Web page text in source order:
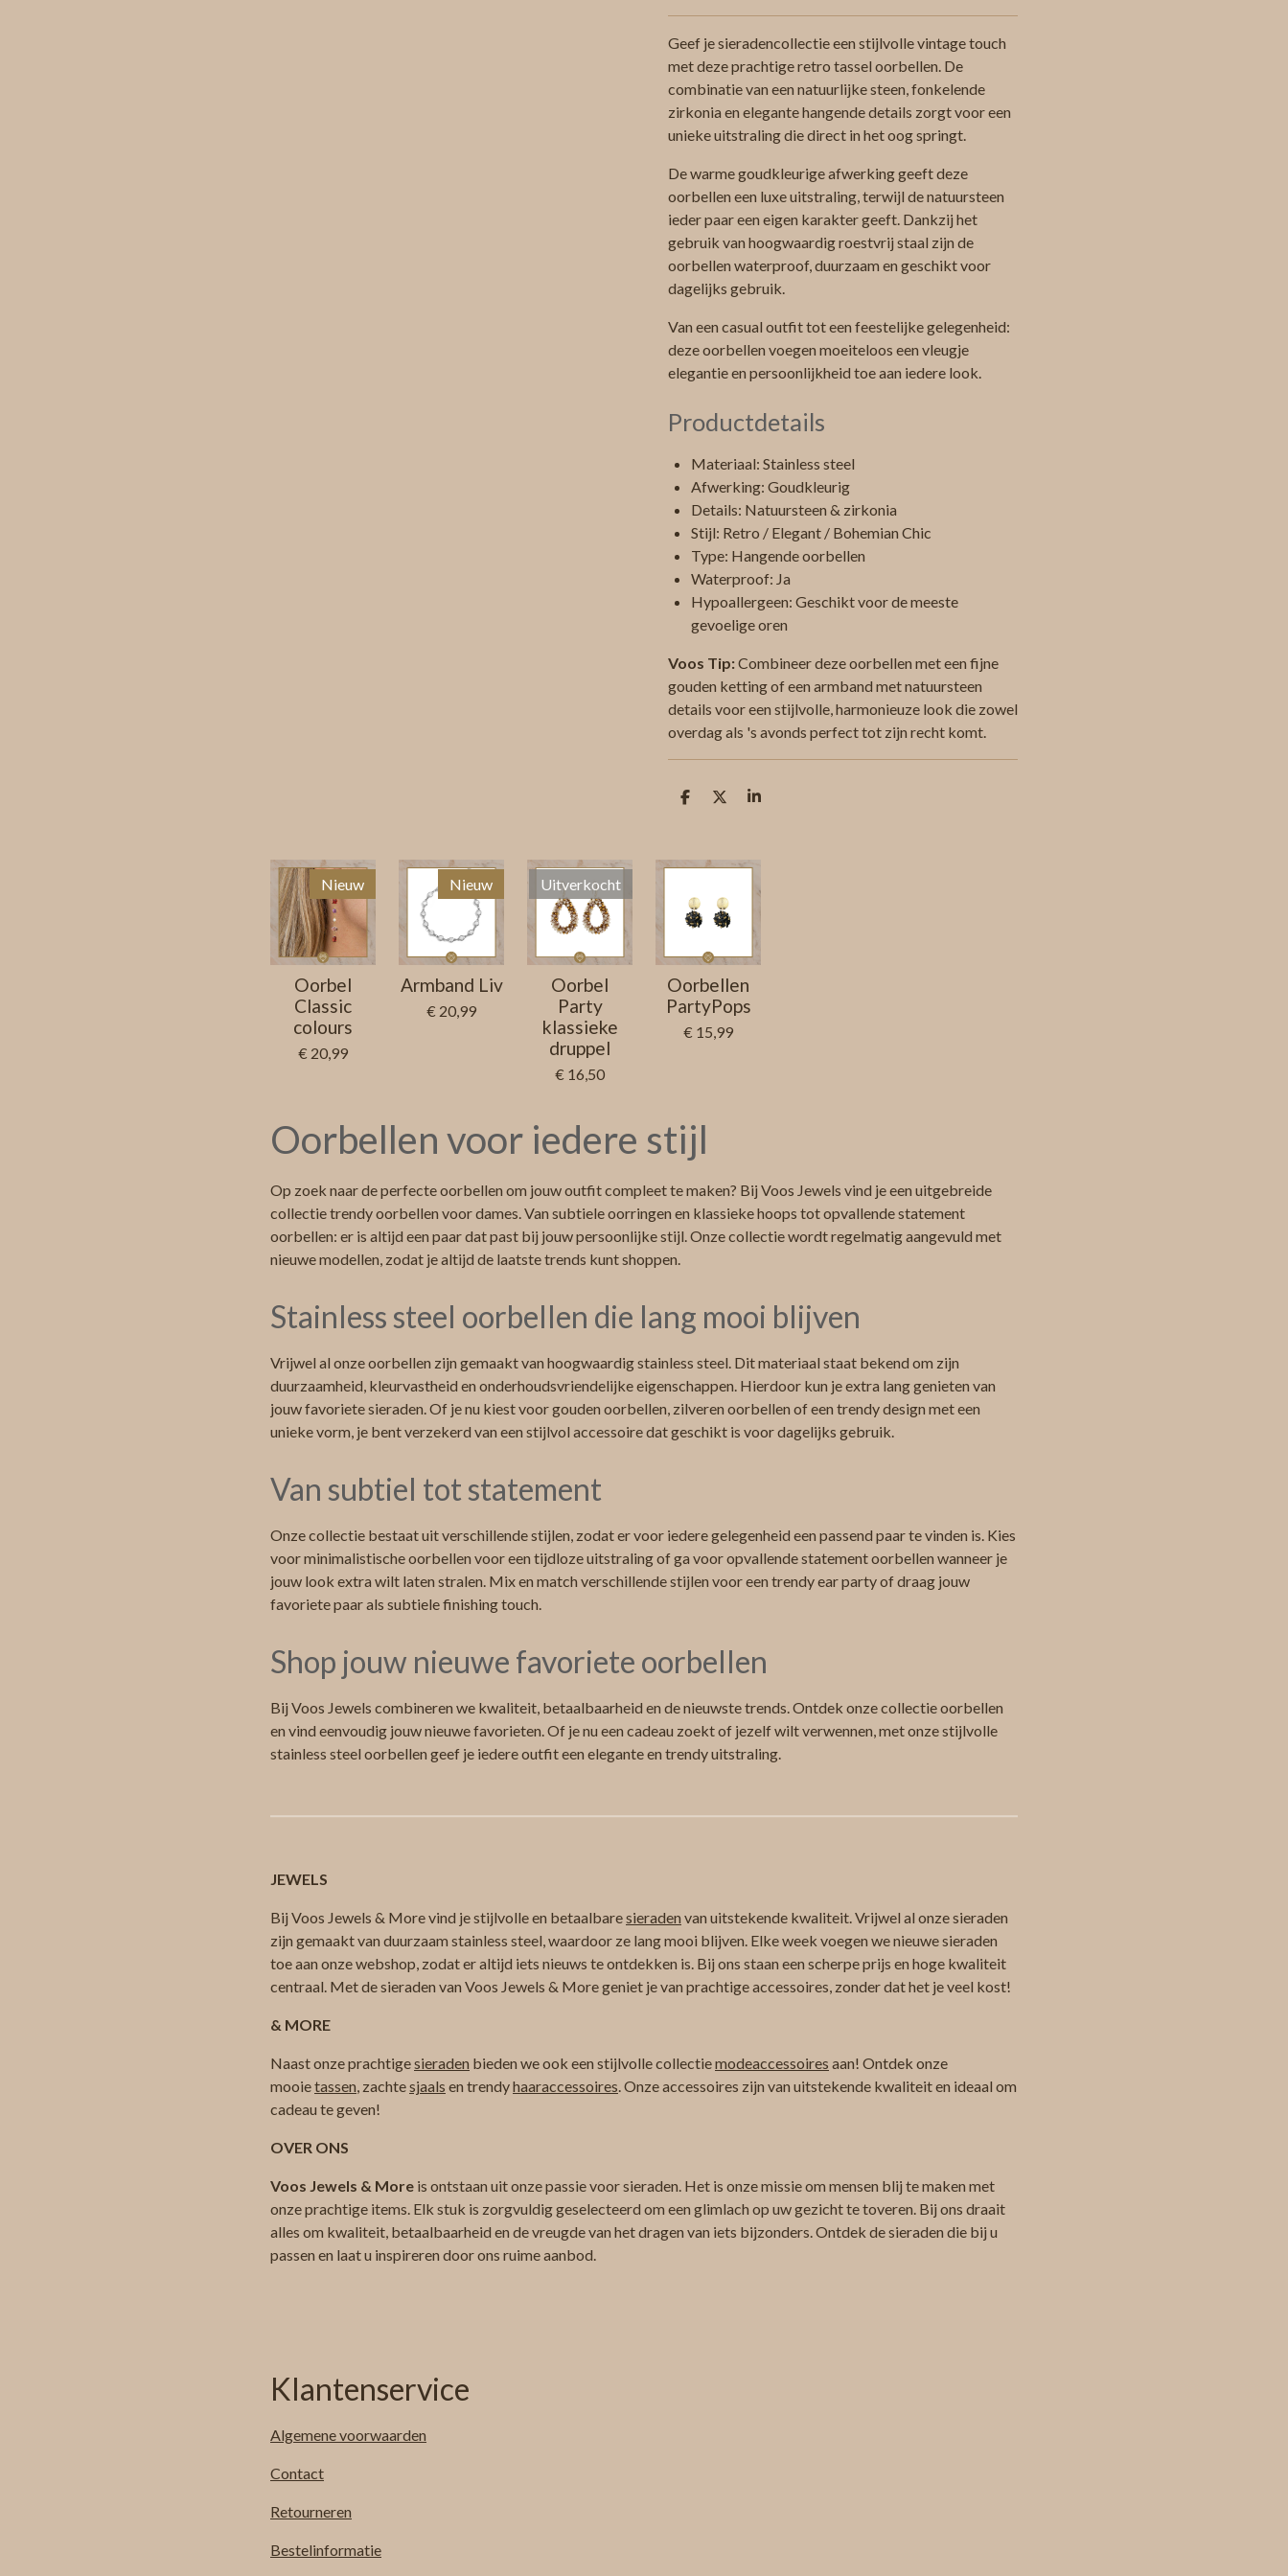
Geef je sieradencollectie een stijlvolle vintage touch
met deze prachtige retro tassel oorbellen. De
combinatie van een natuurlijke steen, fonkelende
zirkonia en elegante hangende details zorgt voor een
unieke uitstraling die direct in het oog springt.
De warme goudkleurige afwerking geeft deze
oorbellen een luxe uitstraling, terwijl de natuursteen
ieder paar een eigen karakter geeft. Dankzij het
gebruik van hoogwaardig roestvrij staal zijn de
oorbellen waterproof, duurzaam en geschikt voor
dagelijks gebruik.
Van een casual outfit tot een feestelijke gelegenheid:
deze oorbellen voegen moeiteloos een vleugje
elegantie en persoonlijkheid toe aan iedere look.
Productdetails
Materiaal: Stainless steel
Afwerking: Goudkleurig
Details: Natuursteen & zirkonia
Stijl: Retro / Elegant / Bohemian Chic
Type: Hangende oorbellen
Waterproof: Ja
Hypoallergeen: Geschikt voor de meeste
gevoelige oren
Voos Tip:Combineer deze oorbellen met een fijne
gouden ketting of een armband met natuursteen
details voor een stijlvolle, harmonieuze look die zowel
overdag als 's avonds perfect tot zijn recht komt.
D
n
D
S
e
Nieuw
Oorbel
Classic
colours
€ 20,99
Nieuw
Armband Liv
€ 20,99
Uitverkocht
Oorbel
Party
klassieke
druppel
€ 16,50
Oorbellen
PartyPops
€ 15,99
Oorbellen voor iedere stijl
Op zoek naar de perfecte oorbellen om jouw outfit compleet te maken? Bij Voos Jewels vind je een uitgebreide
collectie trendy oorbellen voor dames. Van subtiele oorringen en klassieke hoops tot opvallende statement
oorbellen: er is altijd een paar dat past bij jouw persoonlijke stijl. Onze collectie wordt regelmatig aangevuld met
nieuwe modellen, zodat je altijd de laatste trends kunt shoppen.
Stainless steel oorbellen die lang mooi blijven
Vrijwel al onze oorbellen zijn gemaakt van hoogwaardig stainless steel. Dit materiaal staat bekend om zijn
duurzaamheid, kleurvastheid en onderhoudsvriendelijke eigenschappen. Hierdoor kun je extra lang genieten van
jouw favoriete sieraden. Of je nu kiest voor gouden oorbellen, zilveren oorbellen of een trendy design met een
unieke vorm, je bent verzekerd van een stijlvol accessoire dat geschikt is voor dagelijks gebruik.
Van subtiel tot statement
Onze collectie bestaat uit verschillende stijlen, zodat er voor iedere gelegenheid een passend paar te vinden is. Kies
voor minimalistische oorbellen voor een tijdloze uitstraling of ga voor opvallende statement oorbellen wanneer je
jouw look extra wilt laten stralen. Mix en match verschillende stijlen voor een trendy ear party of draag jouw
favoriete paar als subtiele finishing touch.
Shop jouw nieuwe favoriete oorbellen
Bij Voos Jewels combineren we kwaliteit, betaalbaarheid en de nieuwste trends. Ontdek onze collectie oorbellen
en vind eenvoudig jouw nieuwe favorieten. Of je nu een cadeau zoekt of jezelf wilt verwennen, met onze stijlvolle
stainless steel oorbellen geef je iedere outfit een elegante en trendy uitstraling.
JEWELS
Bij Voos Jewels & More vind je stijlvolle en betaalbaresieraden van uitstekende kwaliteit. Vrijwel al onze sieraden
zijn gemaakt van duurzaam stainless steel, waardoor ze lang mooi blijven. Elke week voegen we nieuwe sieraden
toe aan onze webshop, zodat er altijd iets nieuws te ontdekken is. Bij ons staan een scherpe prijs en hoge kwaliteit
centraal. Met de sieraden van Voos Jewels & More geniet je van prachtige accessoires, zonder dat het je veel kost!
& MORE
Naast onze prachtigesieraden bieden we ook een stijlvolle collectiemodeaccessoires aan! Ontdek onze
mooietassen, zachtesjaals en trendyhaaraccessoires. Onze accessoires zijn van uitstekende kwaliteit en ideaal om
cadeau te geven!
OVER ONS
Voos Jewels & More is ontstaan uit onze passie voor sieraden. Het is onze missie om mensen blij te maken met
onze prachtige items. Elk stuk is zorgvuldig geselecteerd om een glimlach op uw gezicht te toveren. Bij ons draait
alles om kwaliteit, betaalbaarheid en de vreugde van het dragen van iets bijzonders. Ontdek de sieraden die bij u
passen en laat u inspireren door ons ruime aanbod.
Klantenservice
Algemenevoorwaarden
Contact
Retourneren
Bestelinformatie